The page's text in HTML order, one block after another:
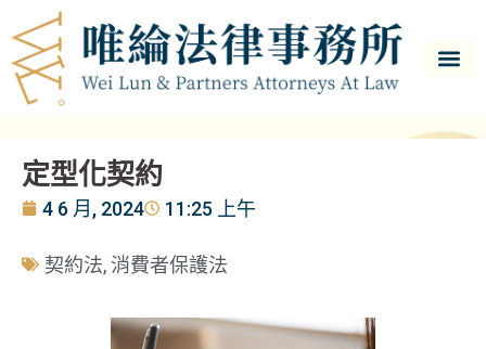
定型化契約
4 6 月, 2024 11:25 上午
契約法, 消費者保護法